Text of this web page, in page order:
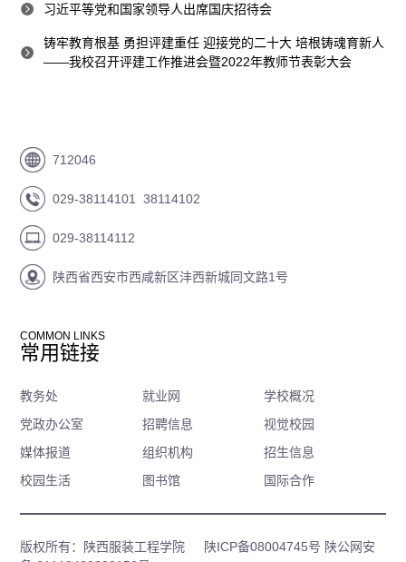
习近平等党和国家领导人出席国庆招待会
铸牢教育根基 勇担评建重任 迎接党的二十大 培根铸魂育新人
——我校召开评建工作推进会暨2022年教师节表彰大会
712046
029-38114101 38114102
029-38114112
陕西省西安市西咸新区沣西新城同文路1号
COMMON LINKS
常用链接
教务处 就业网
学校概况
党政办公室
招聘信息
视觉校园
媒体报道
组织机构
招生信息
校园生活
图书馆 国际合作
版权所有：陕西服装工程学院 陕ICP备08004745号 陕公网安